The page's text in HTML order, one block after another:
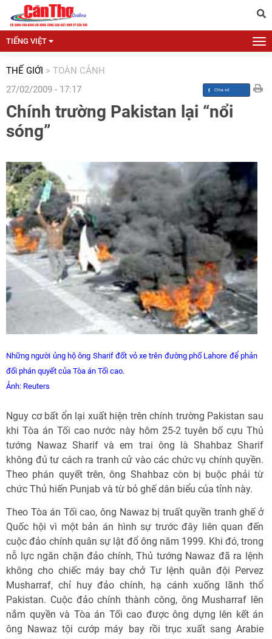
TIẾNG VIỆT
THẾ GIỚI > TOÀN CẢNH
27/02/2009 - 17:17
Chính trường Pakistan lại “nổi
sóng”
Những người ủng hộ ông Sharif đốt vỏ xe trên đường phố Lahore để phản
đối phán quyết của Tòa án Tối cao.
Ảnh: Reuters
Nguy cơ bất ổn lại xuất hiện trên chính trường Pakistan sau
khi Tòa án Tối cao nước này hôm 25-2 tuyên bố cựu Thủ
tướng Nawaz Sharif và em trai ông là Shahbaz Sharif
không đủ tư cách ra tranh cử vào các chức vụ chính quyền.
Theo phán quyết trên, ông Shahbaz còn bị buộc phải từ
chức Thủ hiến Punjab và từ bỏ ghế dân biểu của tỉnh này.
Theo Tòa án Tối cao, ông Nawaz bị truất quyền tranh ghế ở
Quốc hội vì một bản án hình sự trước đây liên quan đến
cuộc đảo chính quân sự lật đổ ông năm 1999. Khi đó, trong
nỗ lực ngăn chặn đảo chính, Thủ tướng Nawaz đã ra lệnh
không cho chiếc máy bay chở Tư lệnh quân đội Pervez
Musharraf, chỉ huy đảo chính, hạ cánh xuống lãnh thổ
Pakistan. Cuộc đảo chính thành công, ông Musharraf lên
nắm quyền và Tòa án Tối cao được ông dựng lên kết án
ông Nawaz tội cướp máy bay rồi trục xuất sang Arabie